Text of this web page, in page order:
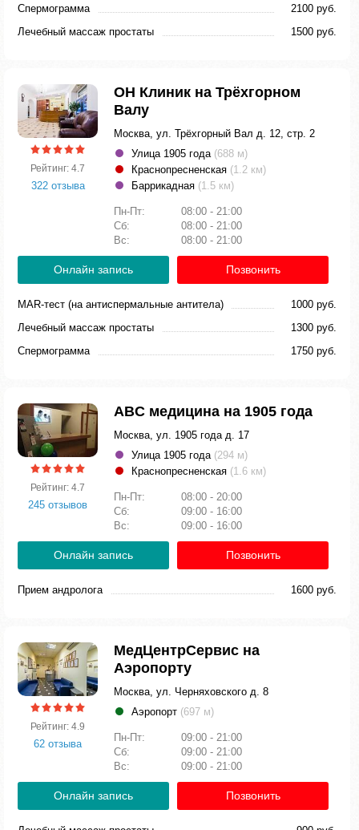
Спермограмма
2100 руб.
Лечебный массаж простаты
1500 руб.
Рейтинг: 4.7
322 отзыва
ОН Клиник на Трёхгорном
Валу
Москва, ул. Трёхгорный Вал д. 12, стр. 2
Улица 1905 года (688 м)
Краснопресненская (1.2 км)
Баррикадная (1.5 км)
Пн-Пт:
08:00 - 21:00
Сб:
08:00 - 21:00
Вс:
08:00 - 21:00
Онлайн запись Позвонить
MAR-тест (на антиспермальные антитела)
1000 руб.
Лечебный массаж простаты
1300 руб.
Спермограмма
1750 руб.
Рейтинг: 4.7
245 отзывов
ABC медицина на 1905 года
Москва, ул. 1905 года д. 17
Улица 1905 года (294 м)
Краснопресненская (1.6 км)
Пн-Пт:
08:00 - 20:00
Сб:
09:00 - 16:00
Вс:
09:00 - 16:00
Онлайн запись Позвонить
Прием андролога 1600 руб.
Рейтинг: 4.9
62 отзыва
МедЦентрСервис на
Аэропорту
Москва, ул. Черняховского д. 8
Аэропорт (697 м)
Пн-Пт:
09:00 - 21:00
Сб:
09:00 - 21:00
Вс:
09:00 - 21:00
Онлайн запись Позвонить